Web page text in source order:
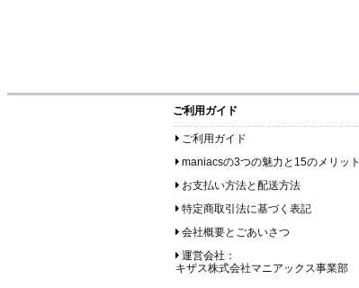
ご利用ガイド
ご利用ガイド
maniacsの3つの魅力と15のメリット
お支払い方法と配送方法
特定商取引法に基づく表記
会社概要とごあいさつ
運営会社：
キザス株式会社マニアックス事業部